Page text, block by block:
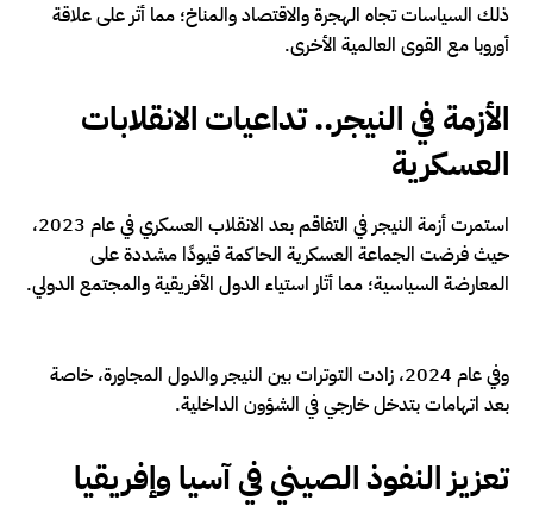
ذلك السياسات تجاه الهجرة والاقتصاد والمناخ؛ مما أثر على علاقة
أوروبا مع القوى العالمية الأخرى.
الأزمة في النيجر.. تداعيات الانقلابات
العسكرية
استمرت أزمة النيجر في التفاقم بعد الانقلاب العسكري في عام 2023،
حيث فرضت الجماعة العسكرية الحاكمة قيودًا مشددة على
المعارضة السياسية؛ مما أثار استياء الدول الأفريقية والمجتمع الدولي.
وفي عام 2024، زادت التوترات بين النيجر والدول المجاورة، خاصة
بعد اتهامات بتدخل خارجي في الشؤون الداخلية.
تعزيز النفوذ الصيني في آسيا وإفريقيا